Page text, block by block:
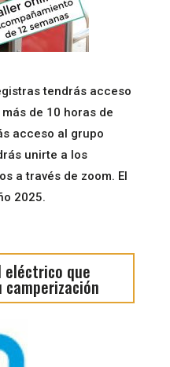
tendrás acceso
de 10 horas de
acceso al grupo
unirte a los
a través de zoom. El
2025.
eléctrico que